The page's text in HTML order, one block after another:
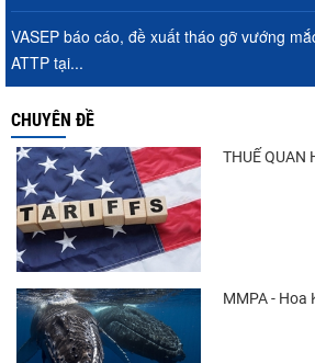
VASEP báo cáo, đề xuất tháo gỡ vướng
ATTP tại...
CHUYÊN ĐỀ
THUẾ QUAN
MMPA - Hoa